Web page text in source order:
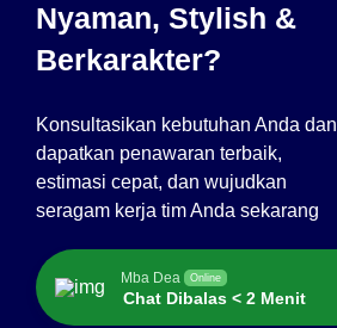
Nyaman, Stylish &
Berkarakter?
Konsultasikan kebutuhan Anda dan
dapatkan penawaran terbaik,
estimasi cepat, dan wujudkan
seragam kerja tim Anda sekarang
Mba Dea Online
Chat Dibalas < 2 Menit